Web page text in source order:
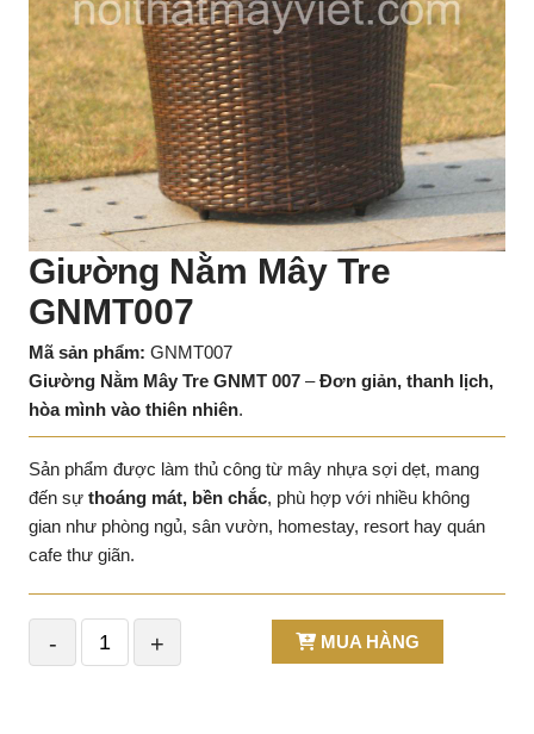
Giường Nằm Mây Tre
GNMT007
Mã sản phẩm: GNMT007
Giường Nằm Mây Tre GNMT 007 –Đơn giản, thanh lịch,
hòa mình vào thiên nhiên.
Sản phẩm được làm thủ công từ mây nhựa sợi dẹt, mang
đến sự thoáng mát, bền chắc, phù hợp với nhiều không
gian như phòng ngủ, sân vườn, homestay, resort hay quán
cafe thư giãn.
- + MUA HÀNG